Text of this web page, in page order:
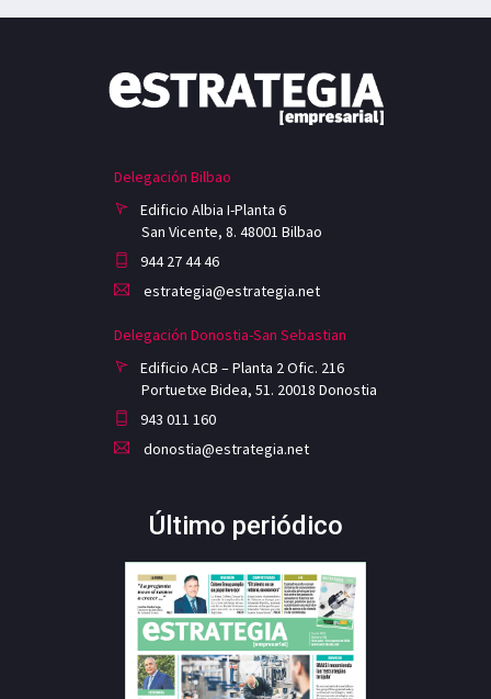
Delegación Bilbao
Edificio Albia I-Planta 6
San Vicente, 8. 48001 Bilbao
944 27 44 46
estrategia@estrategia.net
Delegación Donostia-San Sebastian
Edificio ACB – Planta 2 Ofic. 216
Portuetxe Bidea, 51. 20018 Donostia
943 011 160
donostia@estrategia.net
Último periódico